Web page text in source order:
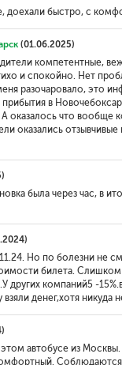
доехали быстро, с
(01.06.2025)
компетентные,
и спокойно. Нет
разочаровало, это
в
оказалось что вообще
оказались отзывчивые
была через час, в
Но по болезни не
билета.
других компаний5 -
денег,хотя никуда
этом автобусе из